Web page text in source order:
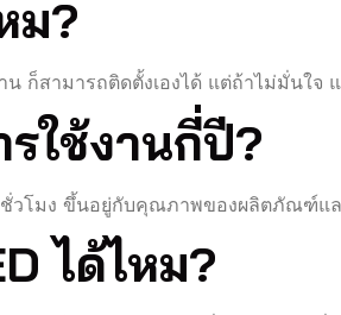
ม?
ก็สามารถติดตั้งเองได้ แต่ถ้าไม่มั่นใจ
ใช้งานกี่ปี?
วโมง ขึ้นอยู่กับคุณภาพของผลิตภัณฑ์แ
ได้ไหม?